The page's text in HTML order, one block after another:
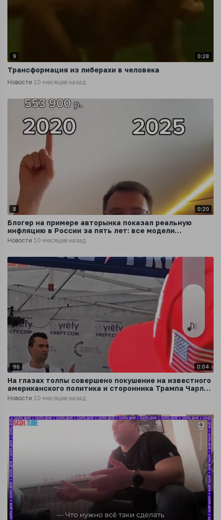
9 0:28
Трансформация из либерахи в человека
Новости 10 месяцев назад
8 0:20
Блогер на примере авторынка показал реальную
инфляцию в России за пять лет: все модели
подорожали на 200–300%
Новости 10 месяцев назад
96 0:04
На глазах толпы совершено покушение на известного
американского политика и сторонника Трампа Чарли
Кирка
Новости 10 месяцев назад